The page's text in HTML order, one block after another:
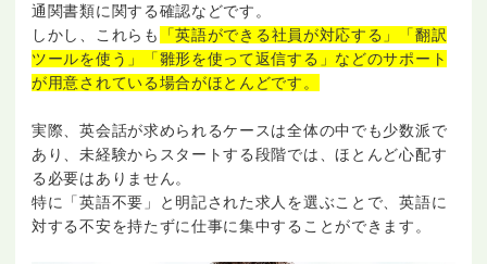
通関書類に関する確認などです。
しかし、これらも
「英語ができる社員が対応する」「翻訳
ツールを使う」「雛形を使って返信する」などのサポート
が用意されている場合がほとんどです。
実際、英会話が求められるケースは全体の中でも少数派で
あり、未経験からスタートする段階では、ほとんど心配す
る必要はありません。
特に「英語不要」と明記された求人を選ぶことで、英語に
対する不安を持たずに仕事に集中することができます。